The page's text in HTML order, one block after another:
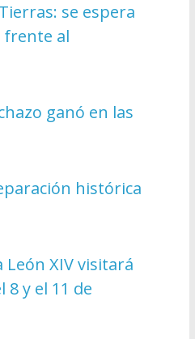
se espera
al
ganó en las
histórica
XIV visitará
y el 11 de